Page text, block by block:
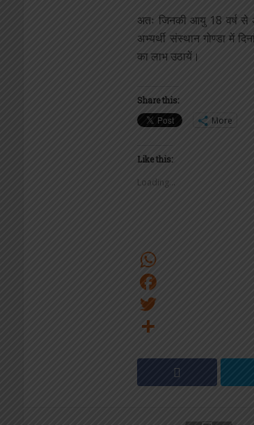
अतः जिनकी आयु 18 वर्ष से
अभ्यर्थी संस्थान गोण्डा में
का लाभ उठायें।
Share this:
More
Like this:
Loading...
WhatsApp
Facebook
Twitter